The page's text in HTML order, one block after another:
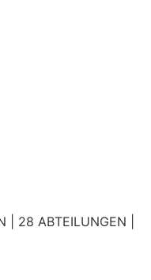
| 28 ABTEILUNGEN |